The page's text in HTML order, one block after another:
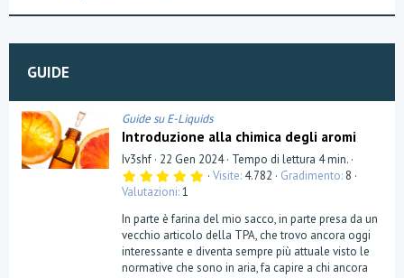
GUIDE
Guide su E-Liquids
Introduzione alla chimica degli aromi
Iv3shf 22 Gen 2024 Tempo di lettura 4 min.
5
0
s
t
e
l
l
Visite 4.782 Gradimento 8
Valutazioni 1
In parte è farina del mio sacco, in parte presa da un
vecchio articolo della TPA, che trovo ancora oggi
interessante e diventa sempre più attuale visto le
normative che sono in aria, fa capire a chi ancora